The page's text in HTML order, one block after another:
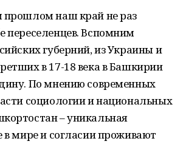
прошлом наш край не раз
переселенцев. Вспомним
губерний, из Украины и
в 17-18 века в Башкирии
По мнению современных
социологии и национальных
– уникальная
в мире и согласии проживают